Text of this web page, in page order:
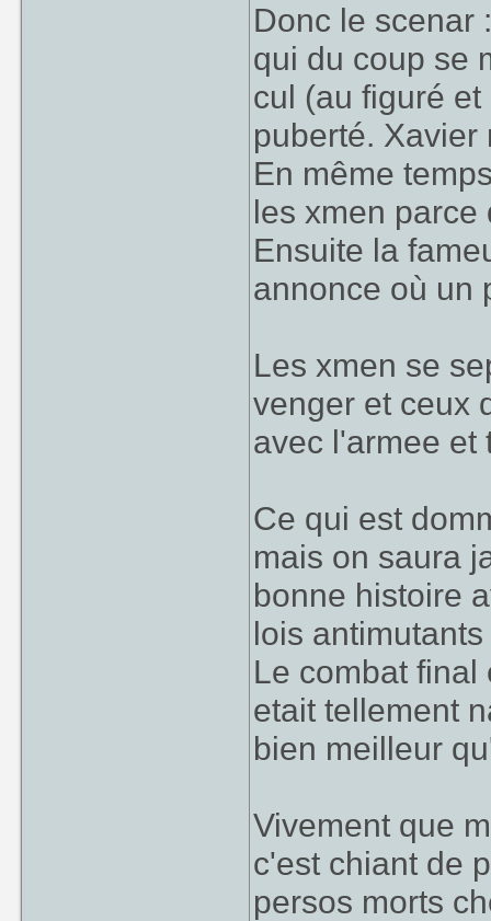
Donc le scenar
qui du coup se
cul (au figuré
puberté.
En même
les xmen parce
Ensuite la
annonce où un
Les xmen se
venger et ceux
avec l'armee et
Ce qui est
mais on saura
bonne histoire
lois
Le combat
etait tellement
bien meilleur
Vivement que
c'est chiant de
persos morts